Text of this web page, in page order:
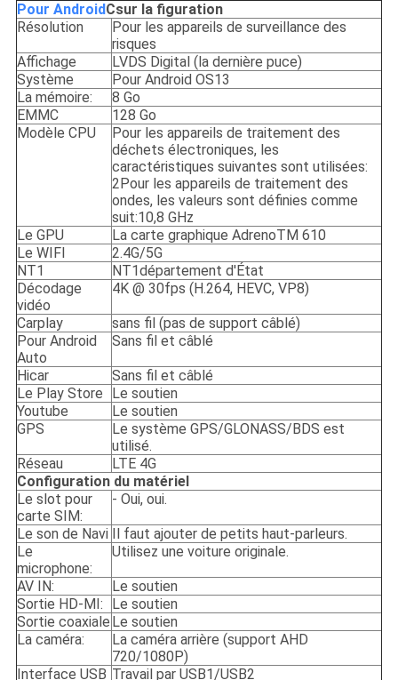
Pour AndroidCsur la figuration
Résolution
Pour les appareils de surveillance des
risques
Affichage
LVDS Digital (la dernière puce)
Système
Pour Android OS13
La mémoire:
8 Go
EMMC
128 Go
Modèle CPU
Pour les appareils de traitement des
déchets électroniques, les
caractéristiques suivantes sont utilisées:
2Pour les appareils de traitement des
ondes, les valeurs sont définies comme
suit:10,8 GHz
Le GPU
La carte graphique AdrenoTM 610
Le WIFI
2.4G/5G
NT1
NT1département d'État
Décodage
vidéo
4K @ 30fps (H.264, HEVC, VP8)
Carplay
sans fil (pas de support câblé)
Pour Android
Auto
Sans fil et câblé
Hicar
Sans fil et câblé
Le Play Store
Le soutien
Youtube
Le soutien
GPS
Le système GPS/GLONASS/BDS est
utilisé.
Réseau
LTE 4G
Configuration du matériel
Le slot pour
carte SIM:
- Oui, oui.
Le son de Navi
Il faut ajouter de petits haut-parleurs.
Le
microphone:
Utilisez une voiture originale.
AV IN:
Le soutien
Sortie HD-MI:
Le soutien
Sortie coaxiale Le soutien
La caméra:
La caméra arrière (support AHD
720/1080P)
Interface USB Travail par USB1/USB2